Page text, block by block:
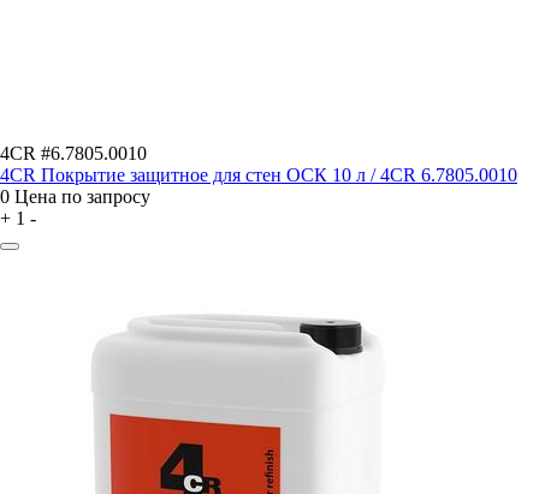
4CR #6.7805.0010
4CR Покрытие защитное для стен ОСК 10 л / 4CR 6.7805.0010
0 Цена по запросу
+ 1 -